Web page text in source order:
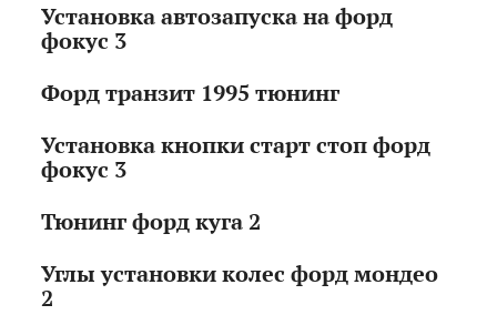
Установка автозапуска на форд
фокус 3
Форд транзит 1995 тюнинг
Установка кнопки старт стоп форд
фокус 3
Тюнинг форд куга 2
Углы установки колес форд мондео
2